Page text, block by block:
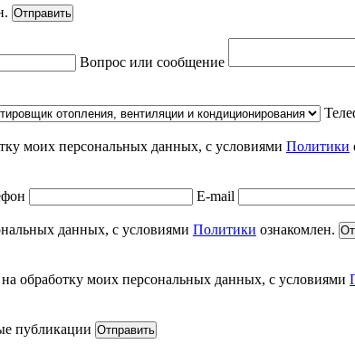
Отправить
Вопрос или сообщение
моих персональных данных, с условиями Политики
E-mail
данных, с условиями Политики ознакомлен.
обработку моих персональных данных, с условиями
публикации Отправить